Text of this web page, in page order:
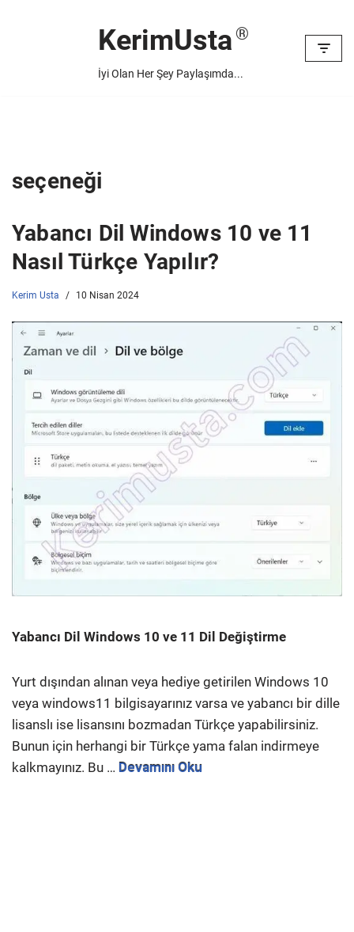
KerimUsta
İyi Olan Her Şey Paylaşımda...
seçeneği
Yabancı Dil Windows 10 ve 11
Nasıl Türkçe Yapılır?
Kerim Usta 10 Nisan 2024
Yabancı Dil Windows 10 ve 11 Dil Değiştirme
Yurt dışından alınan veya hediye getirilen Windows 10
veya windows11 bilgisayarınız varsa ve yabancı bir dille
lisanslı ise lisansını bozmadan Türkçe yapabilirsiniz.
Bunun için herhangi bir Türkçe yama falan indirmeye
kalkmayınız. Bu … Devamını Oku